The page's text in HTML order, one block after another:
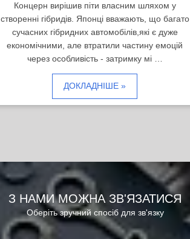
Концерн вирішив піти власним шляхом у
створенні гібридів. Японці вважають, що багато
сучасних гібридних автомобілів,які є дуже
економічними, але втратили частину емоцій
через особливість - затримку мі …
ДОКЛАДНІШЕ »
З НАМИ МОЖНА ЗВ'ЯЗАТИСЯ
Оберіть зручний спосіб для зв'язку